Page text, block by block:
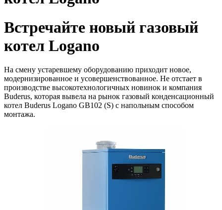
Встречайте новый газовый
котел Logano
На смену устаревшему оборудованию приходит новое,
модернизированное и усовершенствованное. Не отстает в
производстве высокотехнологичных новинок и компания
Buderus, которая вывела на рынок газовый конденсационный
котел Buderus Logano GB102 (S) с напольным способом
монтажа.